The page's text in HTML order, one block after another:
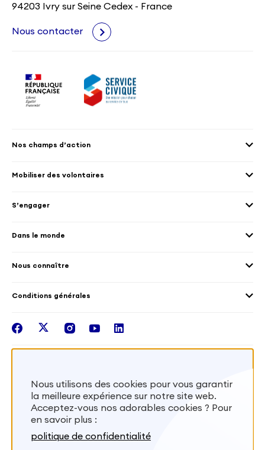
94203 Ivry sur Seine Cedex - France
Nous contacter
Nos champs d’action
Culture et patrimoine
Mobilités croisées
Santé
Mobiliser des volontaires
Accueillir des volontaires
S’engager
Les différents dispositifs de volontariat
Dans le monde
Nous connaître
Les missions de France Volontaires
Intégrer nos équipes
Conditions générales
facebook
twitterinstagram
youtubelinkedin
S'inscrire
Besoin d’aide? Visitez notre foire aux
Nous utilisons des cookies pour vous garantir
la meilleure expérience sur notre site web.
Acceptez-vous nos adorables cookies ? Pour
en savoir plus :
politique de confidentialité